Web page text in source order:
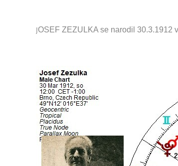
JOSEF ZEZULKA se narodil 30.3.1912